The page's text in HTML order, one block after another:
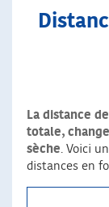
La distance
totale,
sèche. Voici
distances en